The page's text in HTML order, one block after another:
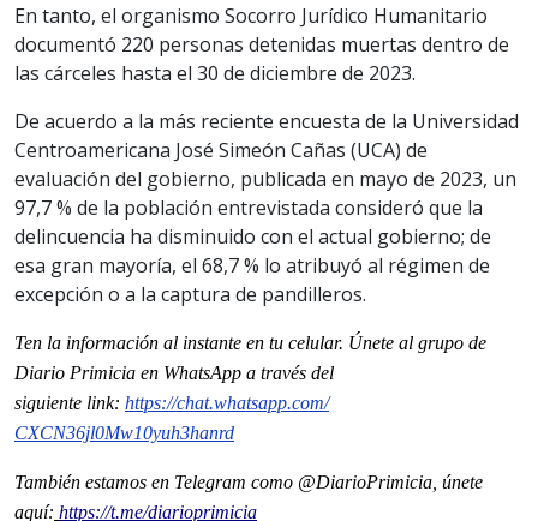
En tanto, el organismo Socorro Jurídico Humanitario
documentó 220 personas detenidas muertas dentro de
las cárceles hasta el 30 de diciembre de 2023.
De acuerdo a la más reciente encuesta de la Universidad
Centroamericana José Simeón Cañas (UCA) de
evaluación del gobierno, publicada en mayo de 2023, un
97,7 % de la población entrevistada consideró que la
delincuencia ha disminuido con el actual gobierno; de
esa gran mayoría, el 68,7 % lo atribuyó al régimen de
excepción o a la captura de pandilleros.
Ten la información al instante en tu celular. Únete al grupo de
Diario Primicia en WhatsApp a través del
siguiente link: https://chat.whatsapp.com/
CXCN36jl0Mw10yuh3hanrd
También estamos en Telegram como @DiarioPrimicia, únete
aquí: https://t.me/diarioprimicia